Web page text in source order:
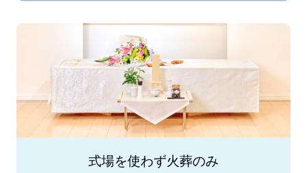
式場を使わず火葬のみ